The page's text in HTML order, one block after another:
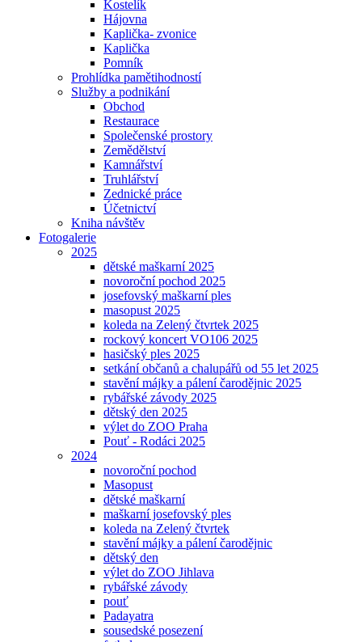
Kostelík
Hájovna
Kaplička- zvonice
Kaplička
Pomník
Prohlídka pamětihodností
Služby a podnikání
Obchod
Restaurace
Společenské prostory
Zemědělství
Kamnářství
Truhlářství
Zednické práce
Účetnictví
Kniha návštěv
Fotogalerie
2025
dětské maškarní 2025
novoroční pochod 2025
josefovský maškarní ples
masopust 2025
koleda na Zelený čtvrtek 2025
rockový koncert VO106 2025
hasičský ples 2025
setkání občanů a chalupářů od 55 let 2025
stavění májky a pálení čarodějnic 2025
rybářské závody 2025
dětský den 2025
výlet do ZOO Praha
Pouť - Rodáci 2025
2024
novoroční pochod
Masopust
dětské maškarní
maškarní josefovský ples
koleda na Zelený čtvrtek
stavění májky a pálení čarodějnic
dětský den
výlet do ZOO Jihlava
rybářské závody
pouť
Padayatra
sousedské posezení